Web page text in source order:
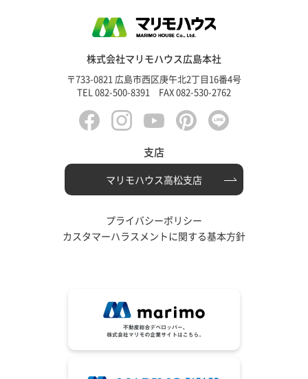
株式会社マリモハウス広島本社
〒733-0821 広島市西区庚午北2丁目16番4号
TEL 082-500-8391 FAX 082-530-2762
支店
マリモハウス高松支店
プライバシーポリシー
カスタマーハラスメントに関する基本方針